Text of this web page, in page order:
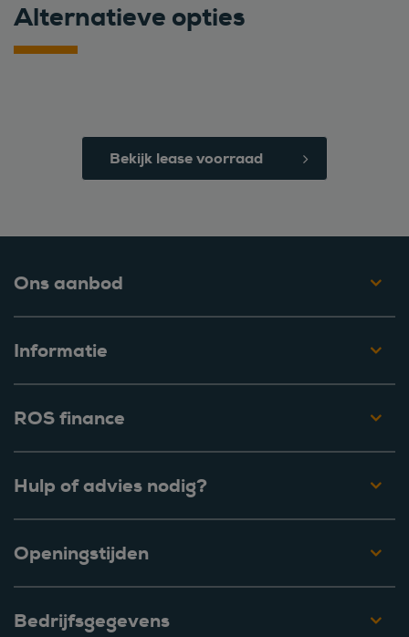
Alternatieve opties
Bekijk lease voorraad
Ons aanbod
Informatie
ROS finance
Hulp of advies nodig?
Openingstijden
Bedrijfsgegevens